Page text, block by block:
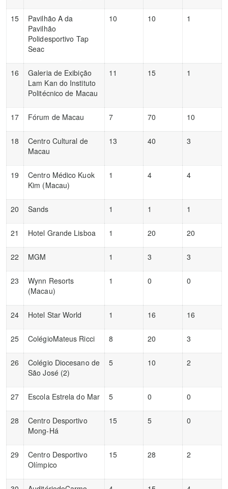
15
Pavilhão A da
Pavilhão
Polidesportivo Tap
Seac
10 10 1
16
Galeria de Exibição
Lam Kan do Instituto
Politécnico de Macau
11 15 1
17 Fórum de Macau 7 70 10
18
Centro Cultural de
Macau
13 40 3
19
Centro Médico Kuok
Kim (Macau)
1 4 4
20 Sands 1 1 1
21 Hotel Grande Lisboa 1 20 20
22 MGM 1 3 3
23
Wynn Resorts
(Macau)
1 0 0
24 Hotel Star World 1 16 16
25 ColégioMateus Ricci 8 20 3
26
Colégio Diocesano de
São José (2)
5 10 2
27 Escola Estrela do Mar 5 0 0
28
Centro Desportivo
Mong-Há
15 5 0
29
Centro Desportivo
Olímpico
15 28 2